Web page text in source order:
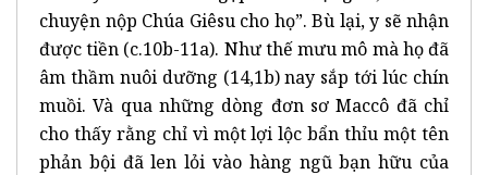
chuyện nộp Chúa Giêsu cho họ”. Bù lại, y sẽ nhận
được tiền (c.10b-11a). Như thế mưu mô mà họ đã
âm thầm nuôi dưỡng (14,1b) nay sắp tới lúc chín
muồi. Và qua những dòng đơn sơ Maccô đã chỉ
cho thấy rằng chỉ vì một lợi lộc bẩn thỉu một tên
phản bội đã len lỏi vào hàng ngũ bạn hữu của